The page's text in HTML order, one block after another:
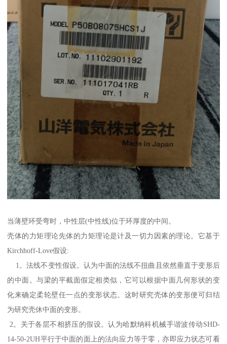
当薄壁环受弯时，中性层(中性线)位于环厚度的中间。
壳体的力矩理论先体的力矩理论是计及一切力因素的理论。它基于
Kirchhoff-Love假设:
1。法线不变性假设。认为中面的法线不扭曲且依然垂直于变形后
的中面。与梁的平截面假定相类似，它可以根据中面几何形状的变
化来确定柔轮壁任一点的变形状态。这时研究壳体的变形便可归结
为研究壳休中面的变形。
2。关于各层不相挤压的假设。认为哈默纳科机械手谐波传动SHD-
14-50-2UH平行于中面的面上的法向应力等于零，亦即应力状态可看